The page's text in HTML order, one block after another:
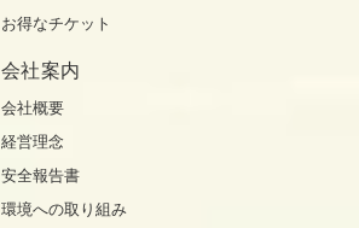
お得なチケット
会社案内
会社概要
経営理念
安全報告書
環境への取り組み